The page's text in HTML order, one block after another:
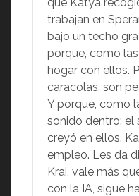
trabajan en
bajo un techo
porque, como
hogar con ellos.
caracolas, son
Y porque, como
sonido dentro: el
creyó en ellos.
empleo. Les da
Krai, vale más
con la IA, sigue